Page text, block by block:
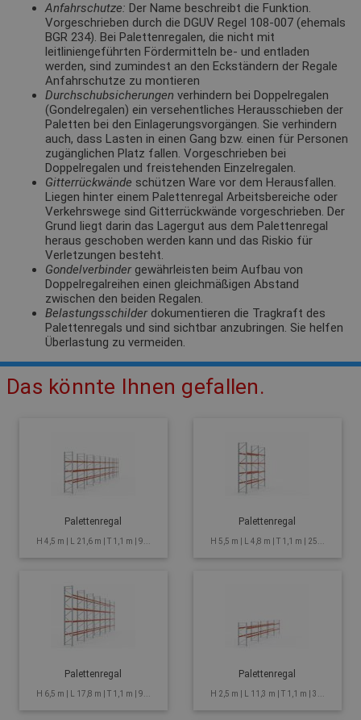
Anfahrschutze: Der Name beschreibt die Funktion.
Vorgeschrieben durch die DGUV Regel 108-007 (ehemals
BGR 234). Bei Palettenregalen, die nicht mit
leitliniengeführten Fördermitteln be- und entladen
werden, sind zumindest an den Eckständern der Regale
Anfahrschutze zu montieren
Durchschubsicherungen verhindern bei Doppelregalen
(Gondelregalen) ein versehentliches Herausschieben der
Paletten bei den Einlagerungsvorgängen. Sie verhindern
auch, dass Lasten in einen Gang bzw. einen für Personen
zugänglichen Platz fallen. Vorgeschrieben bei
Doppelregalen und freistehenden Einzelregalen.
Gitterrückwände schützen Ware vor dem Herausfallen.
Liegen hinter einem Palettenregal Arbeitsbereiche oder
Verkehrswege sind Gitterrückwände vorgeschrieben. Der
Grund liegt darin das Lagergut aus dem Palettenregal
heraus geschoben werden kann und das Riskio für
Verletzungen besteht.
Gondelverbinder gewährleisten beim Aufbau von
Doppelregalreihen einen gleichmäßigen Abstand
zwischen den beiden Regalen.
Belastungsschilder dokumentieren die Tragkraft des
Palettenregals und sind sichtbar anzubringen. Sie helfen
Überlastung zu vermeiden.
Das könnte Ihnen gefallen.
Palettenregal
H 4,5 m | L 21,6 m | T 1,1 m | 9...
Palettenregal
H 5,5 m | L 4,8 m | T 1,1 m | 25...
Palettenregal
H 6,5 m | L 17,8 m | T 1,1 m | 9...
Palettenregal
H 2,5 m | L 11,3 m | T 1,1 m | 3...